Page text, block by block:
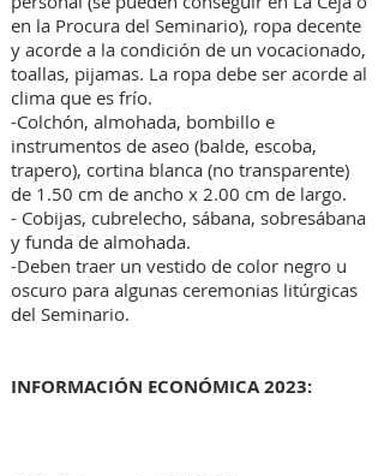
en la Procura del Seminario), ropa decente
y acorde a la condición de un vocacionado,
toallas, pijamas. La ropa debe ser acorde al
clima que es frío.
-Colchón, almohada, bombillo e
instrumentos de aseo (balde, escoba,
trapero), cortina blanca (no transparente)
de 1.50 cm de ancho x 2.00 cm de largo.
- Cobijas, cubrelecho, sábana, sobresábana
y funda de almohada.
-Deben traer un vestido de color negro u
oscuro para algunas ceremonias litúrgicas
del Seminario.
INFORMACIÓN ECONÓMICA 2023: